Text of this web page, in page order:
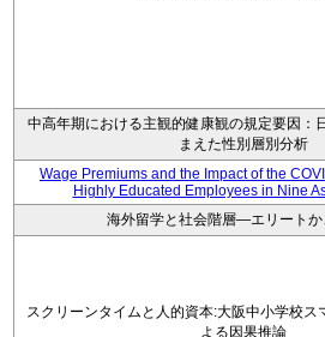
中高年期における主観的健康観の規定要因：
まえた性別層別分析
Wage Premiums and the Impact of the
Highly Educated Employees in Nine
海外留学と社会階層―エリートか
スクリーンタイムと人的資本:大阪中小学校ス
よる因果推論